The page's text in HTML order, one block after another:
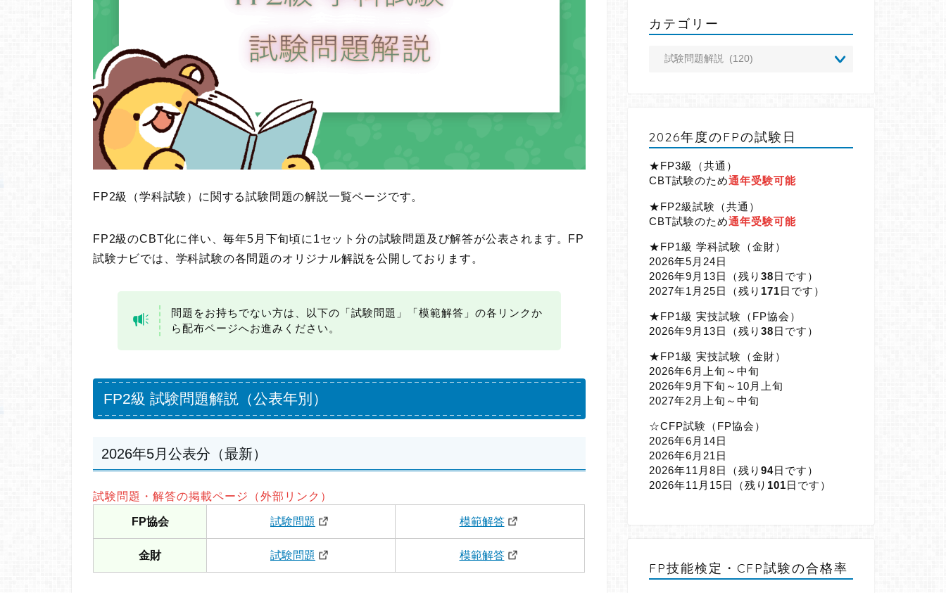
FP2級（学科試験）に関する試験問題の解説一覧ページです。
FP2級のCBT化に伴い、毎年5月下旬頃に1セット分の試験問題及び解答が公表されます。FP
試験ナビでは、学科試験の各問題のオリジナル解説を公開しております。
問題をお持ちでない方は、以下の「試験問題」「模範解答」の各リンクか
ら配布ページへお進みください。
FP2級 試験問題解説（公表年別）
2026年5月公表分（最新）
試験問題・解答の掲載ページ（外部リンク）
FP協会 試験問題 模範解答
金財 試験問題 模範解答
カテゴリー
2026年度のFPの試験日
★FP3級（共通）
CBT試験のため通年受験可能
★FP2級試験（共通）
CBT試験のため通年受験可能
★FP1級 学科試験（金財）
2026年5月24日
2026年9月13日（残り 38日です）
2027年1月25日（残り 171日です）
★FP1級 実技試験（FP協会）
2026年9月13日（残り 38日です）
★FP1級 実技試験（金財）
2026年6月上旬～中旬
2026年9月下旬～10月上旬
2027年2月上旬～中旬
☆CFP試験（FP協会）
2026年6月14日
2026年6月21日
2026年11月8日（残り 94日です）
2026年11月15日（残り 101日です）
FP技能検定・CFP試験の合格率